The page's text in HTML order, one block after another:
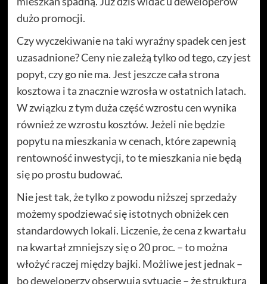
dużo promocji.
Czy wyczekiwanie na taki wyraźny spadek cen jest
uzasadnione? Ceny nie zależą tylko od tego, czy jest
popyt, czy go nie ma. Jest jeszcze cała strona
kosztowa i ta znacznie wzrosła w ostatnich latach.
W związku z tym duża część wzrostu cen wynika
również ze wzrostu kosztów. Jeżeli nie będzie
popytu na mieszkania w cenach, które zapewnią
rentowność inwestycji, to te mieszkania nie będą
się po prostu budować.
Nie jest tak, że tylko z powodu niższej sprzedaży
możemy spodziewać się istotnych obniżek cen
standardowych lokali. Liczenie, że cena z kwartału
na kwartał zmniejszy się o 20 proc. – to można
włożyć raczej między bajki. Możliwe jest jednak –
bo deweloperzy obserwują sytuację – że struktura